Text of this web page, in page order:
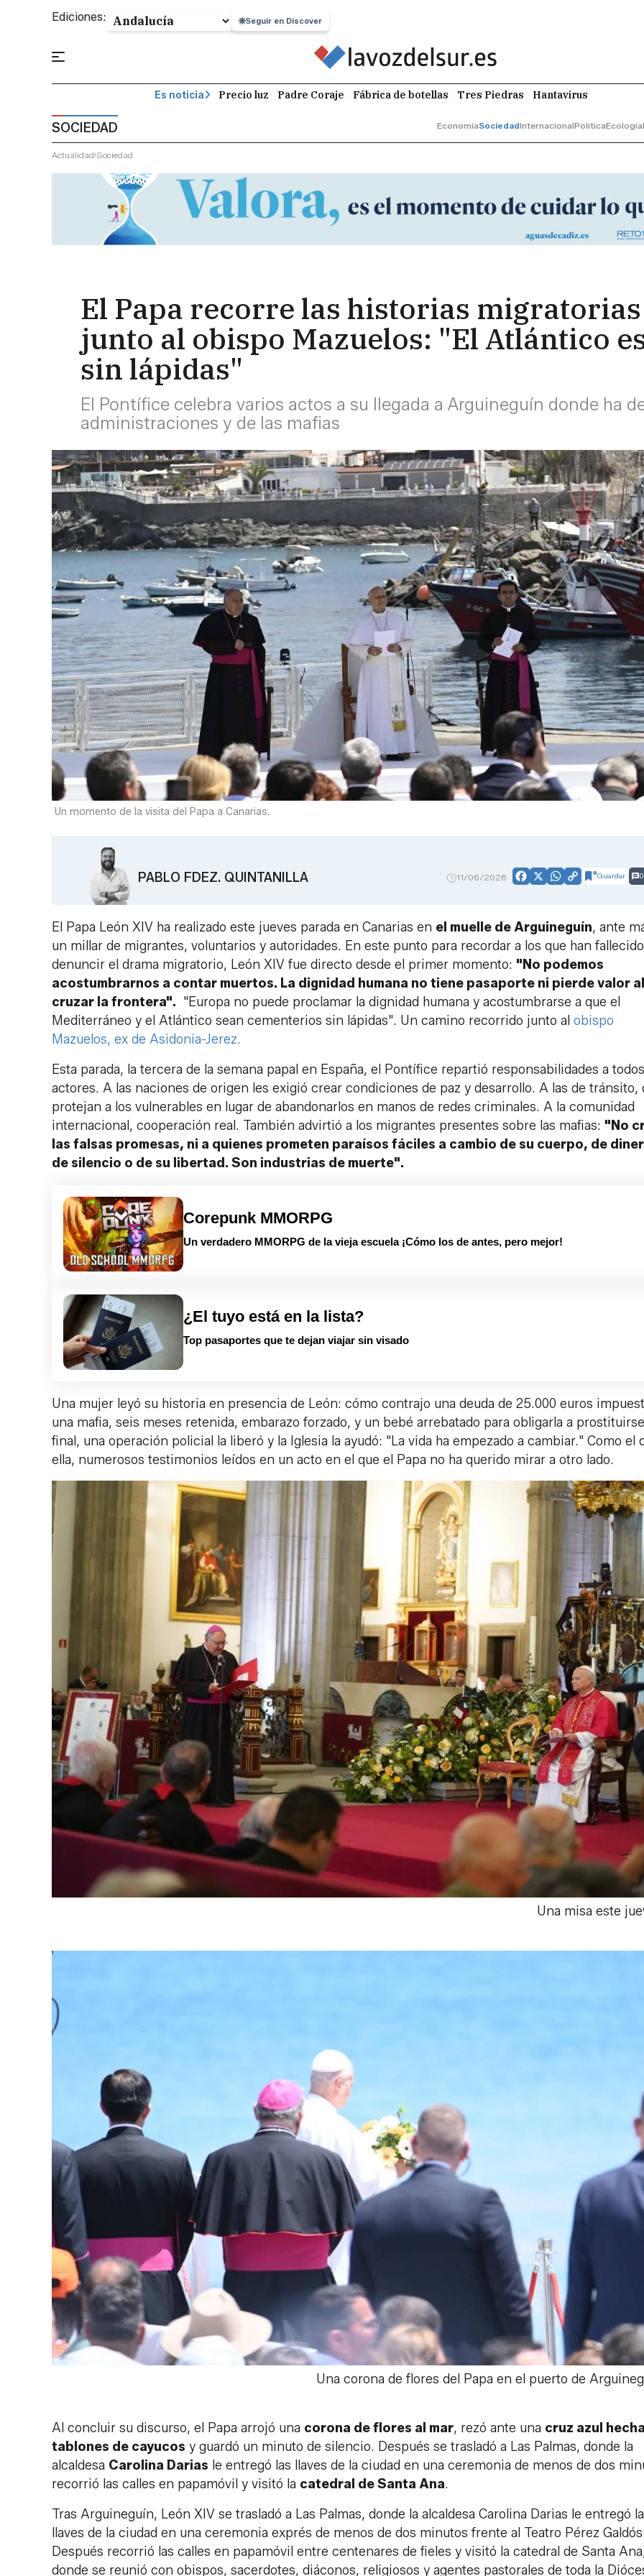
Ediciones: Seguir en Discover
Es noticia Precio luz Padre Coraje Fábrica de botellas Tres Piedras Hantavirus
SOCIEDAD EconomíaSociedadInternacionalPolíticaEcología
Actualidad Sociedad
El Papa recorre las historias
junto al obispo Mazuelos: "El Atlántico
sin lápidas"
El Pontífice celebra varios actos a su llegada a Arguineguín donde ha
administraciones y de las mafias
Un momento de la visita del Papa a Canarias.
PABLO FDEZ. QUINTANILLA 11/06/2026 Facebook
X WhatsApp
CopyGuardar 0
El Papa León XIV ha realizado este jueves parada en Canarias en el muelle de Arguineguín, ante
un millar de migrantes, voluntarios y autoridades. En este punto para recordar a los que han
denuncir el drama migratorio, León XIV fue directo desde el primer momento: "No podemos
acostumbrarnos a contar muertos. La dignidad humana no tiene pasaporte ni pierde valor al
cruzar la frontera". "Europa no puede proclamar la dignidad humana y acostumbrarse a que el
Mediterráneo y el Atlántico sean cementerios sin lápidas". Un camino recorrido junto al obispo
Mazuelos, ex de Asidonia-Jerez.
Esta parada, la tercera de la semana papal en España, el Pontífice repartió responsabilidades a
actores. A las naciones de origen les exigió crear condiciones de paz y desarrollo. A las de tránsito,
protejan a los vulnerables en lugar de abandonarlos en manos de redes criminales. A la comunidad
internacional, cooperación real. También advirtió a los migrantes presentes sobre las mafias: "No
las falsas promesas, ni a quienes prometen paraísos fáciles a cambio de su cuerpo, de
de silencio o de su libertad. Son industrias de muerte".
Corepunk MMORPG
Un verdadero MMORPG de la vieja escuela ¡Cómo los de antes, pero mejor!
¿El tuyo está en la lista?
Top pasaportes que te dejan viajar sin visado
Una mujer leyó su historia en presencia de León: cómo contrajo una deuda de 25.000 euros
una mafia, seis meses retenida, embarazo forzado, y un bebé arrebatado para obligarla a
final, una operación policial la liberó y la Iglesia la ayudó: "La vida ha empezado a cambiar." Como el
ella, numerosos testimonios leídos en un acto en el que el Papa no ha querido mirar a otro lado.
Una misa este
Una corona de flores del Papa en el puerto de
Al concluir su discurso, el Papa arrojó una corona de flores al mar, rezó ante una cruz azul
tablones de cayucos y guardó un minuto de silencio. Después se trasladó a Las Palmas, donde la
alcaldesa Carolina Darias le entregó las llaves de la ciudad en una ceremonia de menos de dos
recorrió las calles en papamóvil y visitó la catedral de Santa Ana.
Tras Arguineguín, León XIV se trasladó a Las Palmas, donde la alcaldesa Carolina Darias le entregó
llaves de la ciudad en una ceremonia exprés de menos de dos minutos frente al Teatro Pérez
Después recorrió las calles en papamóvil entre centenares de fieles y visitó la catedral de Santa
donde se reunió con obispos, sacerdotes, diáconos, religiosos y agentes pastorales de toda la